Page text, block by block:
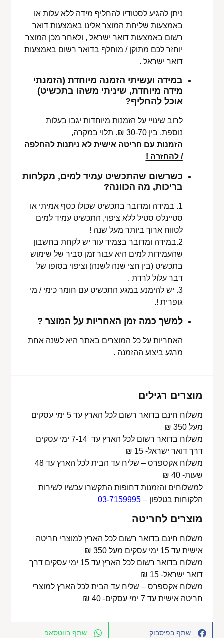
ניתן להגיע לסטודיו להחליף מידה ללא עלות או
באמצעות שליחת המוצר אלינו באמצעות דואר
רשום באמצעות דואר ישראל , ולאחר מכן המוצר
יוחזר לכם מתוקן / מוחלף בדואר רשום באמצעות
דואר ישראל .
במידה ועשיתי הזמנה מיוחדת (הזמנתי
מידה מיוחדת, שיניתי משהו בתכשיט)
אוכל להחליף?
לרוב שינויי על הזמנות מיוחדות יגבו בעלות
נוספת, בין 30-70 ₪. תלוי במקרה,
הזמנות עם חריטה אישית לא ניתנות להחלפה
/ להחזרה !
כשרשום שהתכשיט עמיד למים, מקלחות
בריכות, מה הכוונה?
1. במידה ומדובר בתכשיט שכולו כסף אמיתי או
סטיינלס סטיל ללא ציפוי, התכשיט עמיד למים
לטווח ארוך ביותר מעל שנה !
2.במידה ומדובר בצמיד עור יש לקחת בחשבון
שהעמידות למים היא עבור זמן סביר של שימוש
בתכשיט (בין חצי שנה לשנה) וציפוי בסופו של
דבר עלול לרדת .
3. יש להימנע במגע התכשיט עם חומר כימי / מי
גופרית !.
למשך כמה זמן האחריות על המוצר ?
האחריות על כל המוצרים באתר היא לשנה אחת
מרגע ביצוע ההזמנה .
מוצרים רגילים
משלוח חינם בדואר רשום לכל הארץ עד 5 ימי עסקים
מעל 350 ₪
משלוח בדואר רשום לכל הארץ עד 7-14 ימי עסקים
דרך דואר ישראל- 15 ₪
משלוח אקספרס – שליח עד הבית לכל הארץ עד 48
שעות- 40 ₪
למשלוחים והזמנות דחופות התקשרו עכשיו לשירות
הלקוחות בטלפון –03-7159995
מוצרים לחריטה
משלוח חינם בדואר רשום לכל הארץ למוצרי חריטה
אישית עד 15 ימי עסקים מעל 350 ₪
משלוח בדואר רשום לכל הארץ עד 15 ימי עסקים דרך
דואר ישראל- 15 ₪
משלוח אקספרס – שליח עד הבית לכל הארץ למוצרי
חריטה אישית עד 7 ימי עסקים- 40 ₪
שתף בפיסבוק שתף בווטסאפ